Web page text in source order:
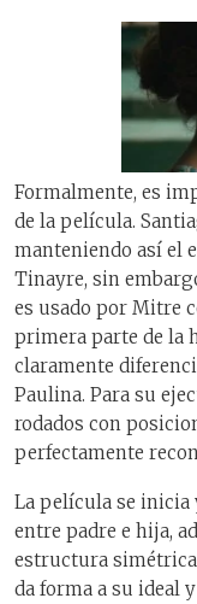
Formalmente, es
de la película.
manteniendo así el
Tinayre, sin
es usado por Mitre
primera parte de la
claramente
Paulina. Para su
rodados con
perfectamente
La película se inicia
entre padre e hija,
estructura
da forma a su ideal